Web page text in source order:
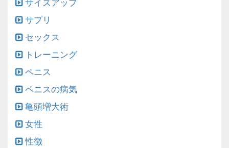
サイズアップ
サプリ
セックス
トレーニング
ペニス
ペニスの病気
亀頭増大術
女性
性徴